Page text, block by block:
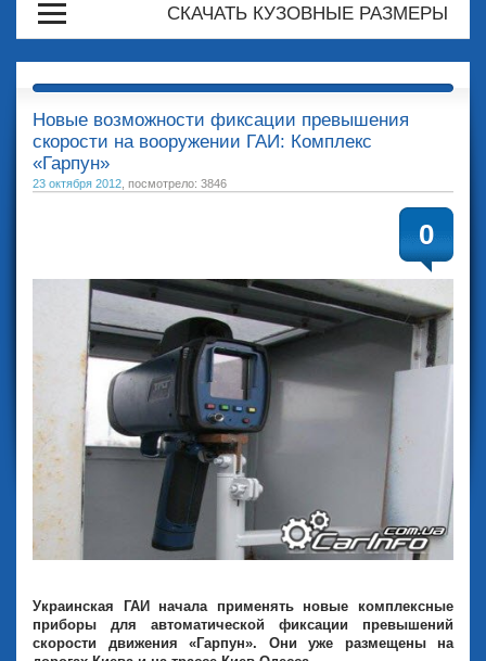
СКАЧАТЬ КУЗОВНЫЕ РАЗМЕРЫ
Новые возможности фиксации превышения
скорости на вооружении ГАИ: Комплекс
«Гарпун»
23 октября 2012 , посмотрело: 3846
0
Украинская ГАИ начала применять новые комплексные
приборы для автоматической фиксации превышений
скорости движения «Гарпун». Они уже размещены на